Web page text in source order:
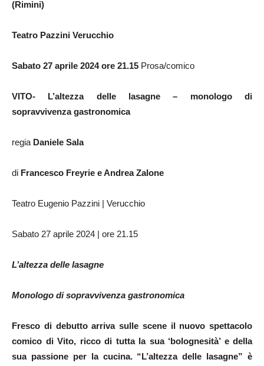
(Rimini)
Teatro Pazzini Verucchio
Sabato 27 aprile 2024 ore 21.15 Prosa/comico
VITO- L’altezza delle lasagne – monologo di
sopravvivenza gastronomica
regia Daniele Sala
di Francesco Freyrie e Andrea Zalone
Teatro Eugenio Pazzini | Verucchio
Sabato 27 aprile 2024 | ore 21.15
L’altezza delle lasagne
Monologo di sopravvivenza gastronomica
Fresco di debutto arriva sulle scene il nuovo spettacolo
comico di Vito, ricco di tutta la sua ‘bolognesità’ e della
sua passione per la cucina. “L’altezza delle lasagne” è